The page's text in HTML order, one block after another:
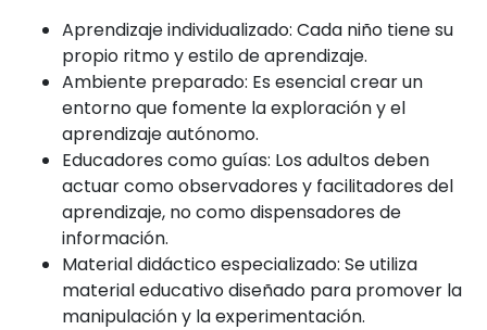
Aprendizaje individualizado: Cada niño tiene su
propio ritmo y estilo de aprendizaje.
Ambiente preparado: Es esencial crear un
entorno que fomente la exploración y el
aprendizaje autónomo.
Educadores como guías: Los adultos deben
actuar como observadores y facilitadores del
aprendizaje, no como dispensadores de
información.
Material didáctico especializado: Se utiliza
material educativo diseñado para promover la
manipulación y la experimentación.